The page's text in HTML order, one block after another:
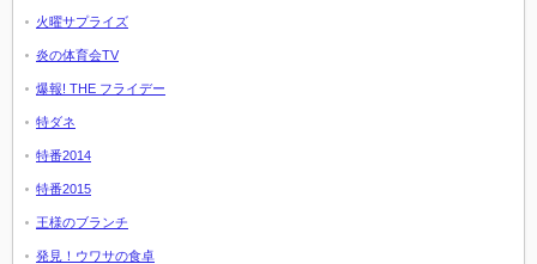
火曜サプライズ
炎の体育会TV
爆報! THE フライデー
特ダネ
特番2014
特番2015
王様のブランチ
発見！ウワサの食卓